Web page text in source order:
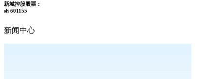
新城控股股票：
sh 601155
新闻中心